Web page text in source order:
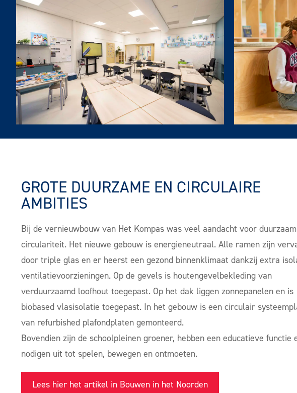
GROTE DUURZAME EN CIRCULAIRE
AMBITIES
Bij de vernieuwbouw van Het Kompas was veel aandacht voor
circulariteit. Het nieuwe gebouw is energieneutraal. Alle ramen zijn
door triple glas en er heerst een gezond binnenklimaat dankzij extra
ventilatievoorzieningen. Op de gevels is houtengevelbekleding van
verduurzaamd loofhout toegepast. Op het dak liggen zonnepanelen en is
biobased vlasisolatie toegepast. In het gebouw is een circulair
van refurbished plafondplaten gemonteerd.
Bovendien zijn de schoolpleinen groener, hebben een educatieve functie
nodigen uit tot spelen, bewegen en ontmoeten.
Lees hier het artikel in Bouwen in het Noorden